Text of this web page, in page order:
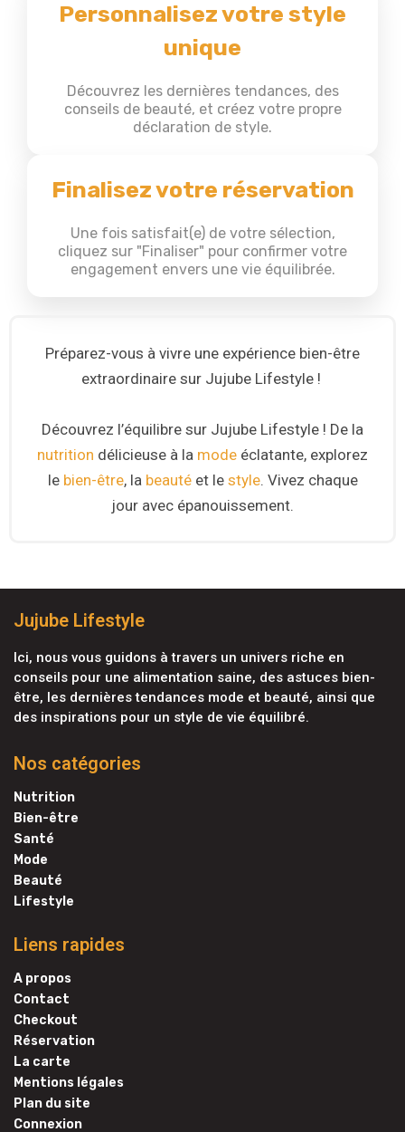
Personnalisez votre style
unique
Découvrez les dernières tendances, des
conseils de beauté, et créez votre propre
déclaration de style.
Finalisez votre réservation
Une fois satisfait(e) de votre sélection,
cliquez sur "Finaliser" pour confirmer votre
engagement envers une vie équilibrée.
Préparez-vous à vivre une expérience bien-être
extraordinaire sur Jujube Lifestyle !
Découvrez l’équilibre sur Jujube Lifestyle ! De la
nutrition délicieuse à la mode éclatante, explorez
le bien-être, la beautéet le style. Vivez chaque
jour avec épanouissement.
Jujube Lifestyle
Ici, nous vous guidons à travers un univers riche en
conseils pour une alimentation saine, des astuces bien-
être, les dernières tendances mode et beauté, ainsi que
des inspirations pour un style de vie équilibré.
Nos catégories
Nutrition
Bien-être
Santé
Mode
Beauté
Lifestyle
Liens rapides
A propos
Contact
Checkout
Réservation
La carte
Mentions légales
Plan du site
Connexion